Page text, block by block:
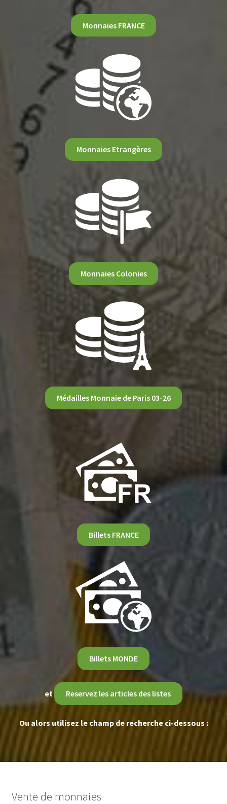
Monnaies FRANCE
Monnaies Etrangères
Monnaies Colonies
Médailles Monnaie de Paris 03-26
Billets FRANCE
Billets MONDE
et Reservez les articles des listes
Ou alors utilisez le champ de recherche ci-dessous :
Vente de monnaies